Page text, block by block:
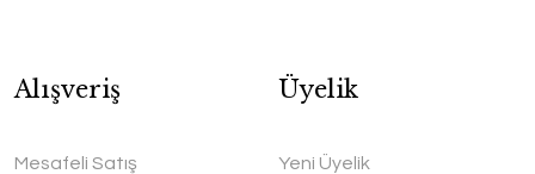
Alışveriş
Mesafeli Satış
Üyelik
Yeni Üyelik